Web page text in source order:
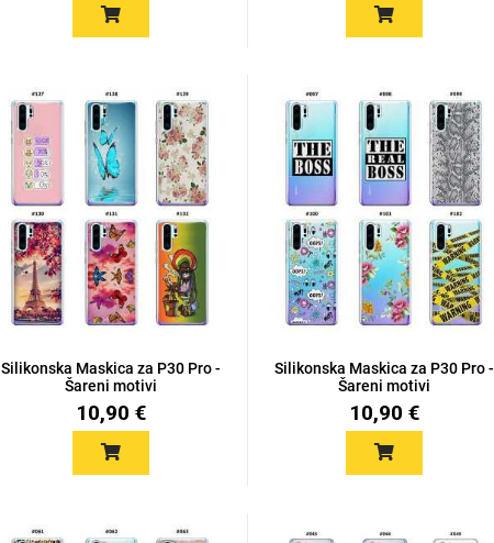
Silikonska Maskica za P30 Pro -
Šareni motivi
10,90 €
Silikonska Maskica za P30 Pro -
Šareni motivi
10,90 €